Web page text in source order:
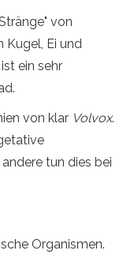
von
Kugel, Ei und
ein sehr
von klar Volvox.
tun dies bei
Organismen.